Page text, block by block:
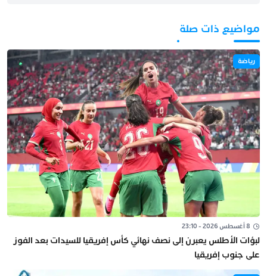
مواضيع ذات صلة
رياضة
8 أغسطس 2026 - 23:10
لبؤات الأطلس يعبرن إلى نصف نهائي كأس إفريقيا للسيدات بعد الفوز
على جنوب إفريقيا